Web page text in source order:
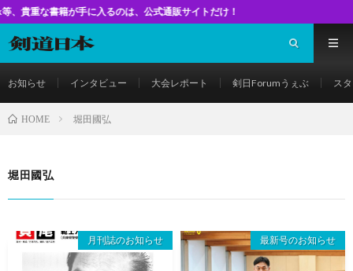
が手に入るのは、公式通販サイトだけ！
お知らせ インタビュー 大会レポート 剣日Forumうぇぶ ス
HOME 堀田國弘
堀田國弘
月刊誌のお知らせ 最新号のお知らせ